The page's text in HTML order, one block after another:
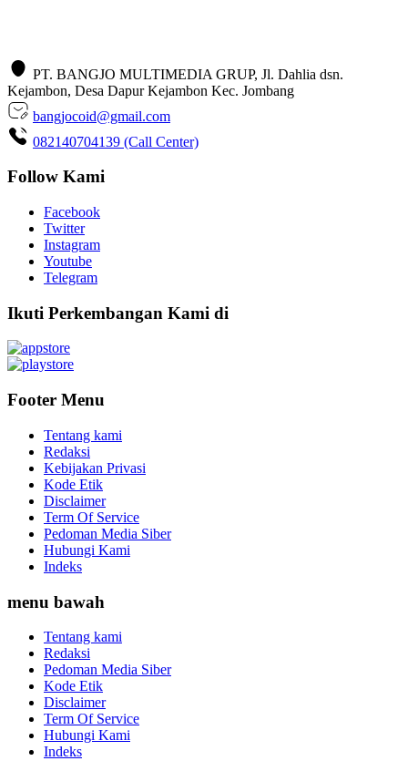
PT. BANGJO MULTIMEDIA GRUP, Jl. Dahlia dsn.
Kejambon, Desa Dapur Kejambon Kec. Jombang
bangjocoid@gmail.com
082140704139 (Call Center)
Follow Kami
Facebook
Twitter
Instagram
Youtube
Telegram
Ikuti Perkembangan Kami di
Footer Menu
Tentang kami
Redaksi
Kebijakan Privasi
Kode Etik
Disclaimer
Term Of Service
Pedoman Media Siber
Hubungi Kami
Indeks
menu bawah
Tentang kami
Redaksi
Pedoman Media Siber
Kode Etik
Disclaimer
Term Of Service
Hubungi Kami
Indeks